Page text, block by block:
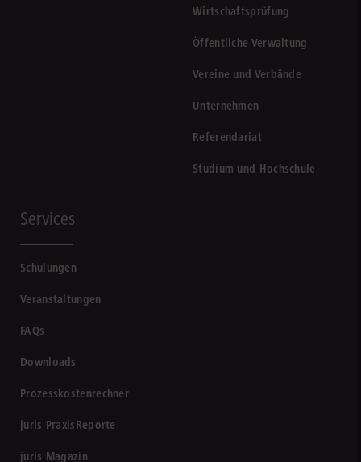
Wirtschaftsprüfung
Öffentliche Verwaltung
Vereine und Verbände
Unternehmen
Referendariat
Studium und Hochschule
Services
Schulungen
Veranstaltungen
FAQs
Downloads
Prozesskostenrechner
juris PraxisReporte
juris Magazin